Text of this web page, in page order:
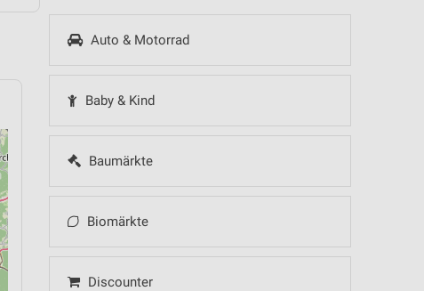
Auto & Motorrad
Baby & Kind
Baumärkte
Biomärkte
Discounter